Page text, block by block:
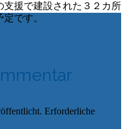
援で建設された３２カ所
です。
Erforderliche